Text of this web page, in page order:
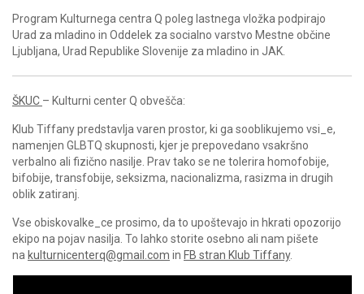
Program Kulturnega centra Q poleg lastnega vložka podpirajo
Urad za mladino in Oddelek za socialno varstvo Mestne občine
Ljubljana, Urad Republike Slovenije za mladino in JAK.
ŠKUC – Kulturni center Q obvešča:
Klub Tiffany predstavlja varen prostor, ki ga sooblikujemo vsi_e,
namenjen GLBTQ skupnosti, kjer je prepovedano vsakršno
verbalno ali fizično nasilje. Prav tako se ne tolerira homofobije,
bifobije, transfobije, seksizma, nacionalizma, rasizma in drugih
oblik zatiranj.
Vse obiskovalke_ce prosimo, da to upoštevajo in hkrati opozorijo
ekipo na pojav nasilja. To lahko storite osebno ali nam pišete
na kulturnicenterq@gmail.com in FB stran Klub Tiffany.